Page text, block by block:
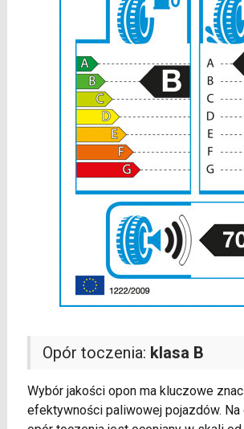
Opór toczenia: klasa B
Wybór jakości opon ma kluczowe
efektywności paliwowej pojazdów. Na